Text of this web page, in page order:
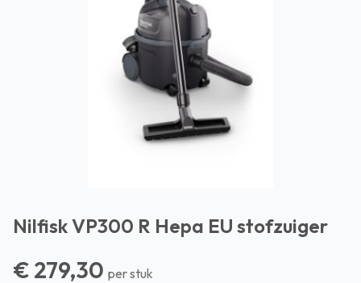
Nilfisk VP300 R Hepa EU stofzuiger
€ 279,30 per stuk